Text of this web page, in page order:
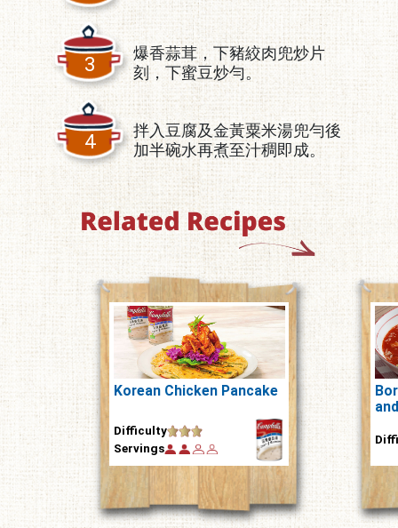
3
爆香蒜茸，下豬絞肉兜炒片
刻，下蜜豆炒勻。
4
拌入豆腐及金黃粟米湯兜勻後
加半碗水再煮至汁稠即成。
Korean Chicken Pancake
Difficulty
Servings